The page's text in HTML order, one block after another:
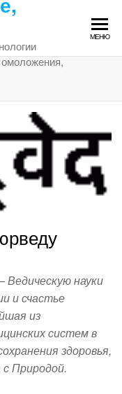
МЕНЮ
науки
и счастье
из
систем в
здоровья,
с Природой.